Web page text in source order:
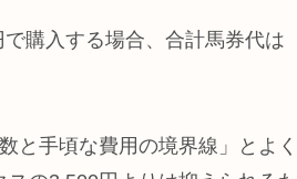
購入する場合、合計馬券代は
と手頃な費用の境界線」とよく